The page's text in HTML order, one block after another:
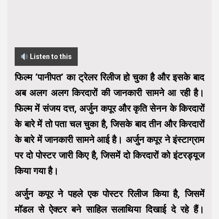
Listen to this
फिल्म ‘पानीपत’ का ट्रेलर रिलीज हो चुका है और इसके बाद
अब अलग अलग किरदारों की जानकारी सामने आ रही है।
फिल्म में संजय दत्त, अर्जुन कपूर और कृति सेनन के किरदारों
के बारे में तो पता चल चुका है, जिसके बाद तीन और किरदारों
के बारे में जानकारी सामने आई है। अर्जुन कपूर ने इंस्टाग्राम
पर दो पोस्टर जारी किए है, जिसमें दो किरदारों को इंटरड्यूज
किया गया है।
अर्जुन कपूर ने पहले एक पोस्टर रिलीज किया है, जिसमें
मॉडल से ऐक्‍टर बने साहिल सलाथिया दिखाई दे रहे हैं।